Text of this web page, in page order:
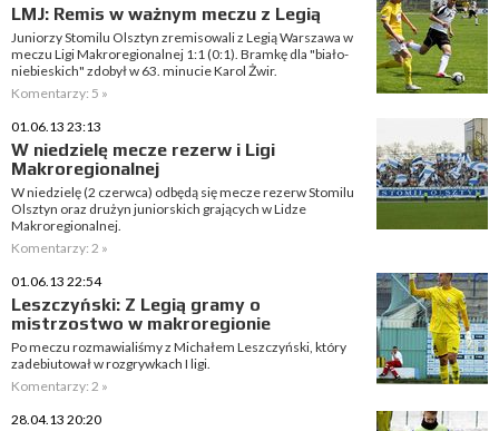
LMJ: Remis w ważnym meczu z Legią
Juniorzy Stomilu Olsztyn zremisowali z Legią Warszawa w
meczu Ligi Makroregionalnej 1:1 (0:1). Bramkę dla "biało-
niebieskich" zdobył w 63. minucie Karol Żwir.
Komentarzy: 5 »
01.06.13 23:13
W niedzielę mecze rezerw i Ligi
Makroregionalnej
W niedzielę (2 czerwca) odbędą się mecze rezerw Stomilu
Olsztyn oraz drużyn juniorskich grających w Lidze
Makroregionalnej.
Komentarzy: 2 »
01.06.13 22:54
Leszczyński: Z Legią gramy o
mistrzostwo w makroregionie
Po meczu rozmawialiśmy z Michałem Leszczyński, który
zadebiutował w rozgrywkach I ligi.
Komentarzy: 2 »
28.04.13 20:20